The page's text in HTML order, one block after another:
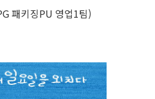
패키징PU 영업1팀)